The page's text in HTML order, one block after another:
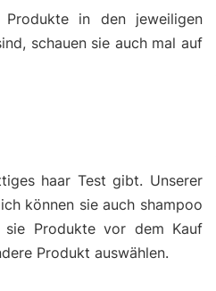
in den jeweiligen
schauen sie auch mal auf
haar Test gibt. Unserer
können sie auch shampoo
sie Produkte vor dem Kauf
Produkt auswählen.